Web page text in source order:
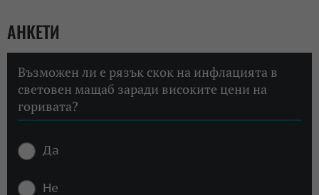
АНКЕТИ
Възможен ли е рязък скок на инфлацията в
световен мащаб заради високите цени на
горивата?
Да
Не